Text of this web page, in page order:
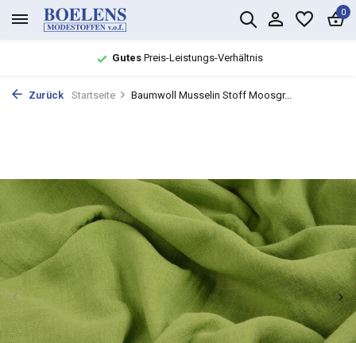
0
GutesPreis-Leistungs-Verhältnis
Zurück Startseite Baumwoll Musselin Stoff Moosgr...